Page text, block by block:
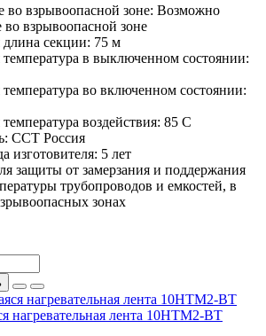
во взрывоопасной зоне: Возможно
во взрывоопасной зоне
секции: 75 м
в выключенном состоянии:
во включенном состоянии:
воздействия: 85 С
ССТ Россия
изготовителя: 5 лет
защиты от замерзания и поддержания
трубопроводов и емкостей, в
зонах
нагревательная лента 10НТМ2-ВТ